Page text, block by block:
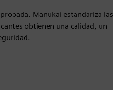
Manukai estandariza las
obtienen una calidad, un